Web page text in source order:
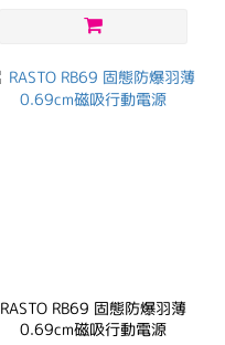
RASTO RB69 固態防爆羽薄
0.69cm磁吸行動電源